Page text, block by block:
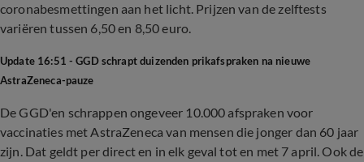
coronabesmettingen aan het licht. Prijzen van de zelftests
variëren tussen 6,50 en 8,50 euro.
Update 16:51 - GGD schrapt duizenden prikafspraken na nieuwe
AstraZeneca-pauze
De GGD'en schrappen ongeveer 10.000 afspraken voor
vaccinaties met AstraZeneca van mensen die jonger dan 60 jaar
zijn. Dat geldt per direct en in elk geval tot en met 7 april. Ook de